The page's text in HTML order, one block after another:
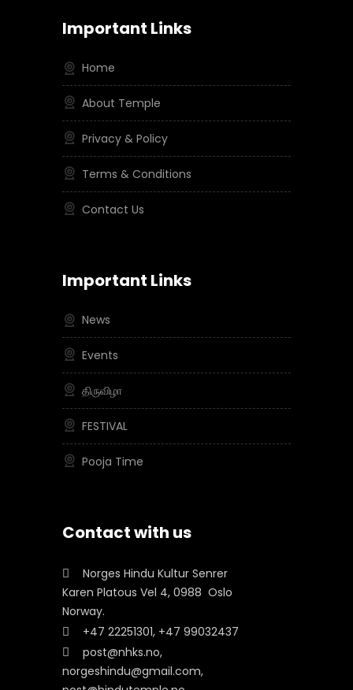
Important Links
Home
About Temple
Privacy & Policy
Terms & Conditions
Contact Us
Important Links
News
Events
திருவிழா
FESTIVAL
Pooja Time
Contact with us
Norges Hindu Kultur Senrer
Karen Platous Vel 4, 0988 Oslo
Norway.
+47 22251301, +47 99032437
post@nhks.no,
norgeshindu@gmail.com,